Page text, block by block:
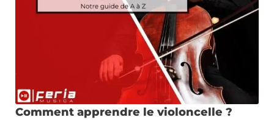
Comment apprendre le violoncelle ?